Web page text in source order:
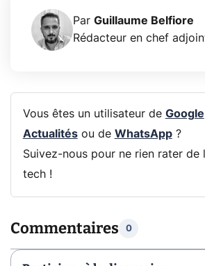
Par Guillaume Belfiore
Rédacteur en chef
Vous êtes un utilisateur de Google
Actualitésou de WhatsApp?
Suivez-nous pour ne rien rater de
tech !
Commentaires 0